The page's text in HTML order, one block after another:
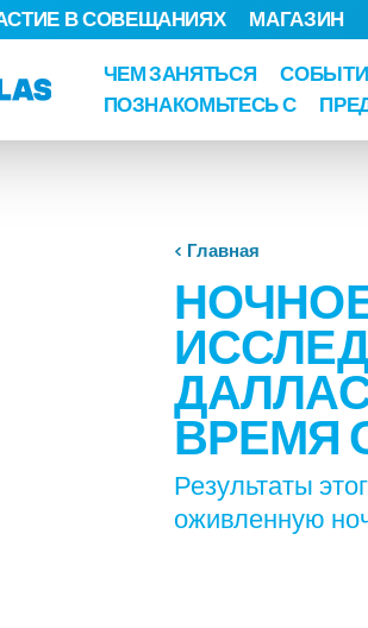
ЧЕМ ЗАНЯТЬСЯ
ПОЗНАКОМЬТЕСЬ С
В СОВЕЩАНИЯХ МАГАЗИН
Главная
ВРЕМЯ
Результаты
оживленную